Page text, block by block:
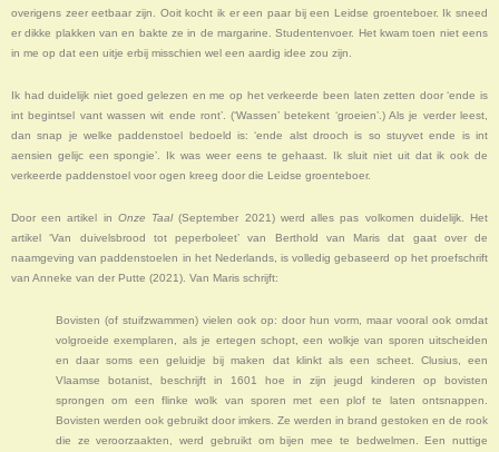
overigens zeer eetbaar zijn. Ooit kocht ik er een paar bij een Leidse groenteboer. Ik sneed
er dikke plakken van en bakte ze in de margarine. Studentenvoer. Het kwam toen niet eens
in me op dat een uitje erbij misschien wel een aardig idee zou zijn.
Ik had duidelijk niet goed gelezen en me op het verkeerde been laten zetten door ‘ende is
int begintsel vant wassen wit ende ront’. (‘Wassen’ betekent ‘groeien’.) Als je verder leest,
dan snap je welke paddenstoel bedoeld is: ‘ende alst drooch is so stuyvet ende is int
aensien gelijc een spongie’. Ik was weer eens te gehaast. Ik sluit niet uit dat ik ook de
verkeerde paddenstoel voor ogen kreeg door die Leidse groenteboer.
Door een artikel in Onze Taal(September 2021) werd alles pas volkomen duidelijk. Het
artikel ‘Van duivelsbrood tot peperboleet’ van Berthold van Maris dat gaat over de
naamgeving van paddenstoelen in het Nederlands, is volledig gebaseerd op het proefschrift
van Anneke van der Putte (2021). Van Maris schrijft:
Bovisten (of stuifzwammen) vielen ook op: door hun vorm, maar vooral ook omdat
volgroeide exemplaren, als je ertegen schopt, een wolkje van sporen uitscheiden
en daar soms een geluidje bij maken dat klinkt als een scheet. Clusius, een
Vlaamse botanist, beschrijft in 1601 hoe in zijn jeugd kinderen op bovisten
sprongen om een flinke wolk van sporen met een plof te laten ontsnappen.
Bovisten werden ook gebruikt door imkers. Ze werden in brand gestoken en de rook
die ze veroorzaakten, werd gebruikt om bijen mee te bedwelmen. Een nuttige